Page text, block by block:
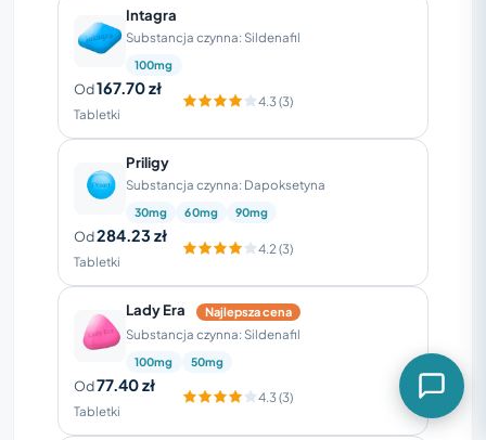
Intagra
Substancja czynna: Sildenafil
100mg
Od167.70 zł
Tabletki
4.3 (3)
Priligy
Substancja czynna: Dapoksetyna
30mg 60mg 90mg
Od284.23 zł
Tabletki
4.2 (3)
Lady Era Najlepsza cena
Substancja czynna: Sildenafil
100mg 50mg
Od77.40 zł
Tabletki
4.3 (3)